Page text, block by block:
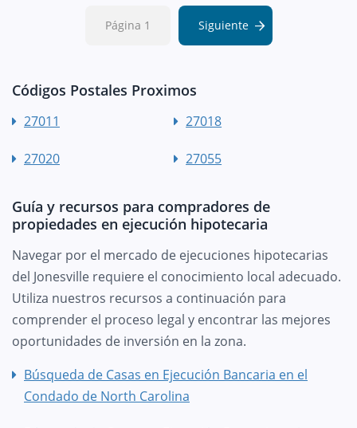
Página 1 Siguiente
Códigos Postales Proximos
27011 27018
27020 27055
Guía y recursos para compradores de
propiedades en ejecución hipotecaria
Navegar por el mercado de ejecuciones hipotecarias
del Jonesville requiere el conocimiento local adecuado.
Utiliza nuestros recursos a continuación para
comprender el proceso legal y encontrar las mejores
oportunidades de inversión en la zona.
Búsqueda de Casas en Ejecución Bancaria en el
Condado de North Carolina